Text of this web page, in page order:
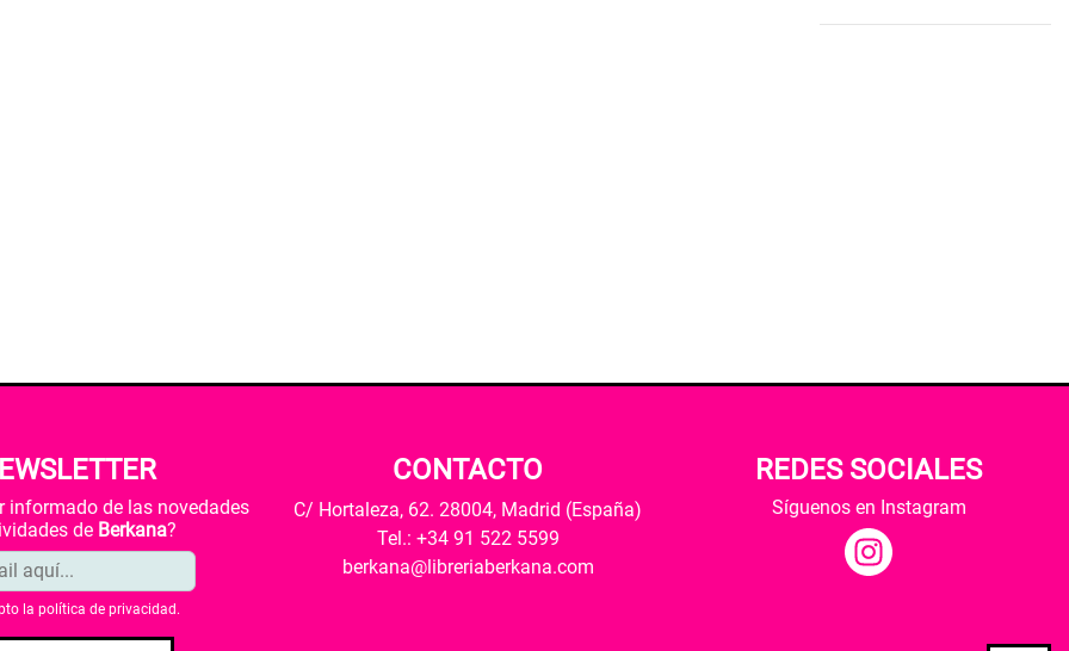
informado de las novedades
de Berkana?
la política de privacidad .
CONTACTO
C/ Hortaleza, 62. 28004, Madrid (España)
Tel.: +34 91 522 5599
berkana@libreriaberkana.com
REDES SOCIALES
Síguenos en Instagram